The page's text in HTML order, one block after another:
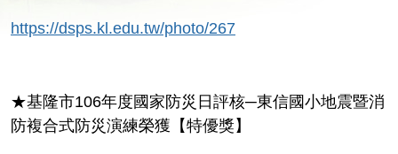
https://dsps.kl.edu.tw/photo/267
★基隆市106年度國家防災日評核─東信國小地震暨消
防複合式防災演練榮獲【特優獎】